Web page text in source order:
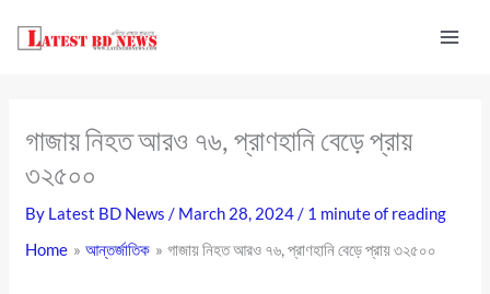
গাজায় নিহত আরও ৭৬, প্রাণহানি বেড়ে প্রায়
৩২৫০০
By Latest BD News/ March 28, 2024/ 1 minute of reading
Home
আন্তর্জাতিক গাজায় নিহত আরও ৭৬, প্রাণহানি বেড়ে প্রায় ৩২৫০০